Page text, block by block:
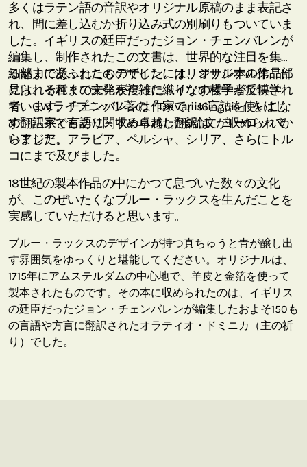
多くはラテン語の音訳やオリジナル原稿のまま表記さ
れ、間に差し込むか折り込み式の別刷りもついていま
した。イギリスの廷臣だったジョン・チェンバレンが
編集し、制作されたこの文書は、世界的な注目を集め
る魅力にあふれたものでした。オリジナル本の第二部
には、それまで未発表だったドイツの哲学者で博学
者、G.W.ライプニッツ著の「De variis linguis」をはじ
め、活字と言語に関する卓越した9論文が収められて
いました。
細部まで凝ったこのデザインには、オリジナル作品に
見られる種々の文化が複雑に織りなす様子が反映され
ています。チェンバレンは作家で、16言語を使いこな
す翻訳家でもあり、収められた翻訳は、ヨーロッパか
らアジア、アラビア、ペルシャ、シリア、さらにトル
コにまで及びました。
18世紀の製本作品の中にかつて息づいた数々の文化
が、このぜいたくなブルー・ラックスを生んだことを
実感していただけると思います。
ブルー・ラックスのデザインが持つ真ちゅうと青が醸し出
す雰囲気をゆっくりと堪能してください。オリジナルは、
1715年にアムステルダムの中心地で、羊皮と金箔を使って
製本されたものです。その本に収められたのは、イギリス
の廷臣だったジョン・チェンバレンが編集したおよそ150も
の言語や方言に翻訳されたオラティオ・ドミニカ（主の祈
り）でした。